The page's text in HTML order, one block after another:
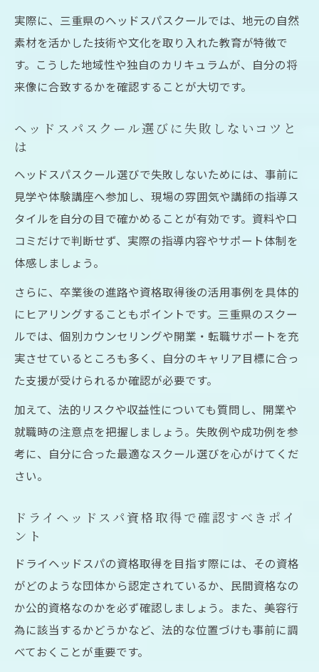
る方法
実技中心で学べるヘッドスパスクールの魅力と
は
実技重視のヘッドスパスクールが選ばれる
理由
ット
少人数制で技術を深めるヘッドスパ講習の
強み
現場に直結するヘッドスパ講座の特長を解
説
三重県で実技中心のヘッドスパスクールを
探すコツ
こんな方におすすめのヘッドスパ講習受講法
ヘッドスパスクールが向いている人の特徴
とは
仕事帰りでも通いやすいヘッドスパ講座の
選び方
資格取得と転職を目指す方へのおすすめ学
魅力
ール
ヘッドスパスクール卒業後のキャリアアップ展
望
ヘッドスパスクール卒業後の収益性を徹底
解説
実際に、三重県のヘッドスパスクールでは、地元の自然
素材を活かした技術や文化を取り入れた教育が特徴で
す。こうした地域性や独自のカリキュラムが、自分の将
来像に合致するかを確認することが大切です。
ヘッドスパスクール選びに失敗しないコツと
は
ヘッドスパスクール選びで失敗しないためには、事前に
見学や体験講座へ参加し、現場の雰囲気や講師の指導ス
タイルを自分の目で確かめることが有効です。資料や口
コミだけで判断せず、実際の指導内容やサポート体制を
体感しましょう。
さらに、卒業後の進路や資格取得後の活用事例を具体的
にヒアリングすることもポイントです。三重県のスクー
ルでは、個別カウンセリングや開業・転職サポートを充
実させているところも多く、自分のキャリア目標に合っ
た支援が受けられるか確認が必要です。
加えて、法的リスクや収益性についても質問し、開業や
就職時の注意点を把握しましょう。失敗例や成功例を参
考に、自分に合った最適なスクール選びを心がけてくだ
さい。
ドライヘッドスパ資格取得で確認すべきポイ
ント
ドライヘッドスパの資格取得を目指す際には、その資格
がどのような団体から認定されているか、民間資格なの
か公的資格なのかを必ず確認しましょう。また、美容行
為に該当するかどうかなど、法的な位置づけも事前に調
べておくことが重要です。